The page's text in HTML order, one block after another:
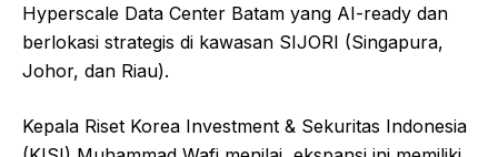
Hyperscale Data Center Batam yang AI-ready dan
berlokasi strategis di kawasan SIJORI (Singapura,
Johor, dan Riau).
Kepala Riset Korea Investment & Sekuritas Indonesia